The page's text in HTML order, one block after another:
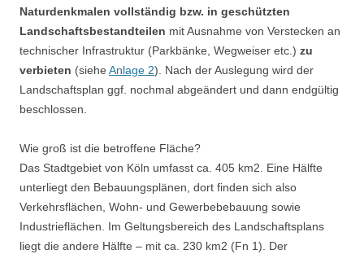
Naturdenkmalen vollständig bzw. in geschützten
Landschaftsbestandteilen mit Ausnahme von Verstecken an
technischer Infrastruktur (Parkbänke, Wegweiser etc.) zu
verbieten (siehe Anlage 2). Nach der Auslegung wird der
Landschaftsplan ggf. nochmal abgeändert und dann endgültig
beschlossen.
Wie groß ist die betroffene Fläche?
Das Stadtgebiet von Köln umfasst ca. 405 km2. Eine Hälfte
unterliegt den Bebauungsplänen, dort finden sich also
Verkehrsflächen, Wohn- und Gewerbebebauung sowie
Industrieflächen. Im Geltungsbereich des Landschaftsplans
liegt die andere Hälfte – mit ca. 230 km2 (Fn 1). Der